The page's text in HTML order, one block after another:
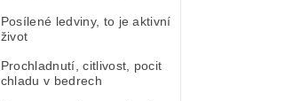
Posílené ledviny, to je aktivní
život
Prochladnutí, citlivost, pocit
chladu v bedrech